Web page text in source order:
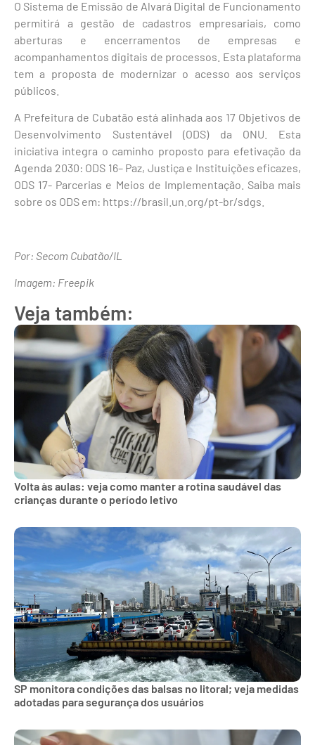
O Sistema de Emissão de Alvará Digital de Funcionamento
permitirá a gestão de cadastros empresariais, como
aberturas e encerramentos de empresas e
acompanhamentos digitais de processos. Esta plataforma
tem a proposta de modernizar o acesso aos serviços
públicos.
A Prefeitura de Cubatão está alinhada aos 17 Objetivos de
Desenvolvimento Sustentável (ODS) da ONU. Esta
iniciativa integra o caminho proposto para efetivação da
Agenda 2030: ODS 16– Paz, Justiça e Instituições eficazes,
ODS 17- Parcerias e Meios de Implementação. Saiba mais
sobre os ODS em: https://brasil.un.org/pt-br/sdgs.
Por: Secom Cubatão/IL
Imagem: Freepik
Veja também:
Volta às aulas: veja como manter a rotina saudável das
crianças durante o período letivo
SP monitora condições das balsas no litoral; veja medidas
adotadas para segurança dos usuários